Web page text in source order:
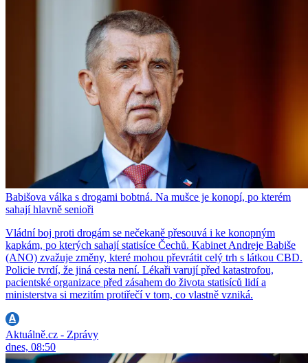
Babišova válka s drogami bobtná. Na mušce je konopí, po kterém
sahají hlavně senioři
Vládní boj proti drogám se nečekaně přesouvá i ke konopným
kapkám, po kterých sahají statisíce Čechů. Kabinet Andreje Babiše
(ANO) zvažuje změny, které mohou převrátit celý trh s látkou CBD.
Policie tvrdí, že jiná cesta není. Lékaři varují před katastrofou,
pacientské organizace před zásahem do života statisíců lidí a
ministerstva si mezitím protiřečí v tom, co vlastně vzniká.
Aktuálně.cz - Zprávy
dnes, 08:50